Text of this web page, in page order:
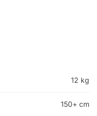
12 kg
150+ cm